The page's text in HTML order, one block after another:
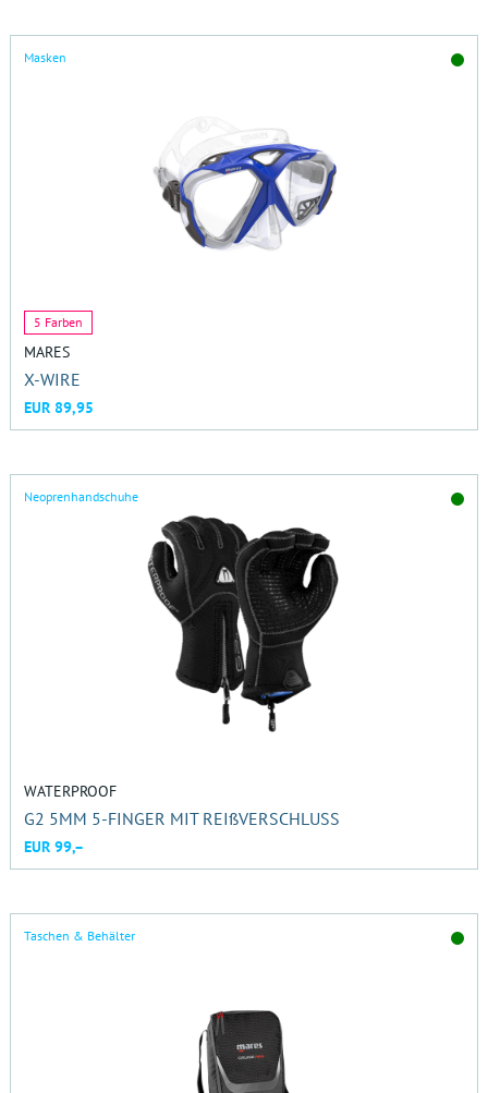
Masken
MARES
X-WIRE
EUR 89,95
5 Farben
Neoprenhandschuhe
WATERPROOF
G2 5MM 5-FINGER MIT REIßVERSCHLUSS
EUR 99,–
Taschen & Behälter